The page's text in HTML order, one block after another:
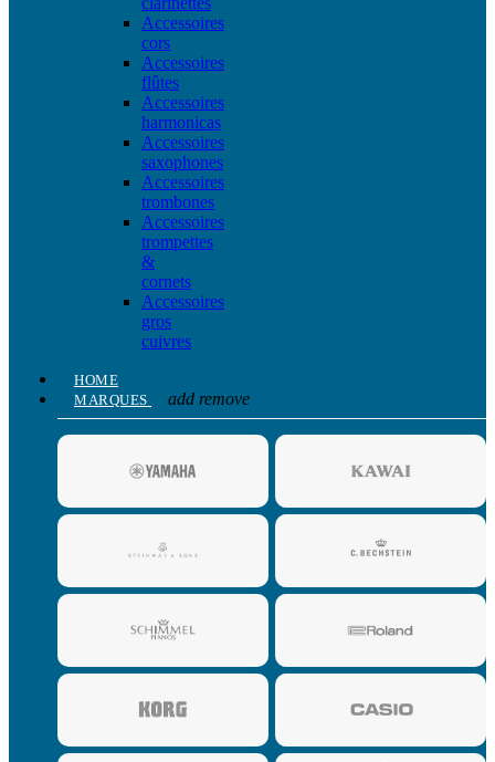
Accessoires
cors
Accessoires
flûtes
Accessoires
harmonicas
Accessoires
saxophones
Accessoires
trombones
Accessoires
trompettes
&
cornets
Accessoires
gros
cuivres
HOME
MARQUES
add remove